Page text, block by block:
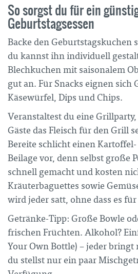
So sorgst du für ein
Geburtstagsessen
Backe den Geburtstagskuchen
du kannst ihn individuell
Blechkuchen mit saisonalem
gut an. Für Snacks eignen sich
Käsewürfel, Dips und Chips.
Veranstaltest du eine
Gäste das Fleisch für den Grill
Bereite schlicht einen
Beilage vor, denn selbst große
schnell gemacht und kosten
Kräuterbaguettes sowie
wird jeder satt, ohne dass es
Getränke-Tipp: Große Bowle
frischen Früchten. Alkohol?
Your Own Bottle) – jeder bringt
du stellst nur ein paar